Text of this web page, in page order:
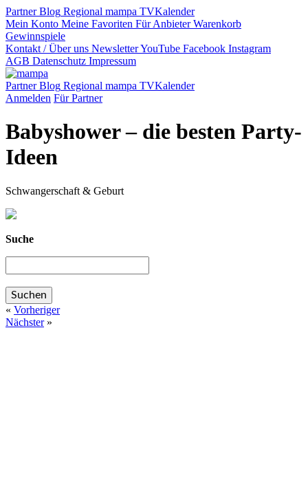
PartnerBlog Regional mampa TVKalender
Mein Konto Meine Favoriten Für AnbieterWarenkorb
Gewinnspiele
Kontakt / Über uns NewsletterYouTube Facebook Instagram
AGB Datenschutz Impressum
PartnerBlog Regional mampa TVKalender
Anmelden Für Partner
Babyshower – die besten Party-
Ideen
Schwangerschaft & Geburt
Suche
« Vorheriger
Nächster»